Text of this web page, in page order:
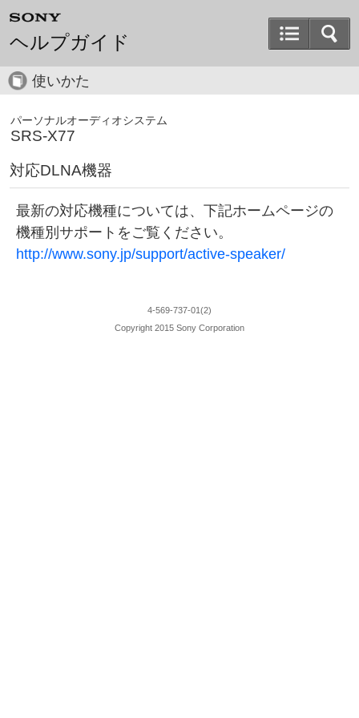
ヘルプガイド
使いかた
パーソナルオーディオシステム
SRS-X77
対応DLNA機器
最新の対応機種については、下記ホームページの
機種別サポートをご覧ください。
http://www.sony.jp/support/active-speaker/
4-569-737-01(2)
Copyright 2015 Sony Corporation